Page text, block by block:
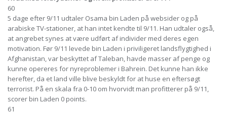
60
5 dage efter 9/11 udtaler Osama bin Laden på websider og på
arabiske TV-stationer, at han intet kendte til 9/11. Han udtaler også,
at angrebet synes at være udført af individer med deres egen
motivation. Før 9/11 levede bin Laden i priviligeret landsflygtighed i
Afghanistan, var beskyttet af Taleban, havde masser af penge og
kunne opereres for nyreproblemer i Bahrein. Det kunne han ikke
herefter, da et land ville blive beskyldt for at huse en eftersøgt
terrorist. På en skala fra 0-10 om hvorvidt man profitterer på 9/11,
scorer bin Laden 0 points.
61